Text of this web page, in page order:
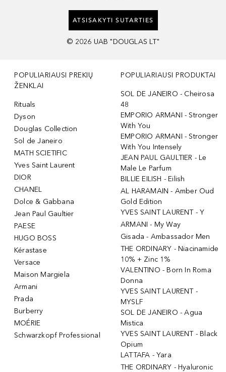
ATSISAKYTI SUTARTIES
© 2026 UAB "DOUGLAS LT"
POPULIARIAUSI PREKIŲ
ŽENKLAI
Rituals
Dyson
Douglas Collection
Sol de Janeiro
MATH SCIETIFIC
Yves Saint Laurent
DIOR
CHANEL
Dolce & Gabbana
Jean Paul Gaultier
PAESE
HUGO BOSS
Kérastase
Versace
Maison Margiela
Armani
Prada
Burberry
MOÉRIE
Schwarzkopf Professional
POPULIARIAUSI PRODUKTAI
SOL DE JANEIRO - Cheirosa
48
EMPORIO ARMANI - Stronger
With You
EMPORIO ARMANI - Stronger
With You Intensely
JEAN PAUL GAULTIER - Le
Male Le Parfum
BILLIE EILISH - Eilish
AL HARAMAIN - Amber Oud
Gold Edition
YVES SAINT LAURENT - Y
ARMANI - My Way
Gisada - Ambassador Men
THE ORDINARY - Niacinamide
10% + Zinc 1%
VALENTINO - Born In Roma
Donna
YVES SAINT LAURENT -
MYSLF
SOL DE JANEIRO - Agua
Mistica
YVES SAINT LAURENT - Black
Opium
LATTAFA - Yara
THE ORDINARY - Hyaluronic